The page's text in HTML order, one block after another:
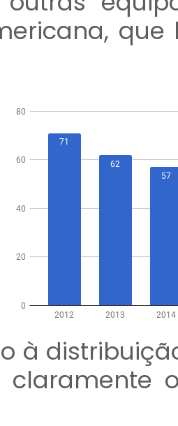
à
claramente